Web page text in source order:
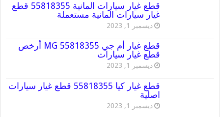
قطع غيار سيارات المانية 55818355 قطع
غيار سيارات المانية مستعملة
ديسمبر 1, 2023
قطع غيار أم جي MG 55818355 أرخص
قطع غيار سيارات
ديسمبر 1, 2023
قطع غيار كيا 55818355 قطع غيار سيارات
اصلية
ديسمبر 1, 2023